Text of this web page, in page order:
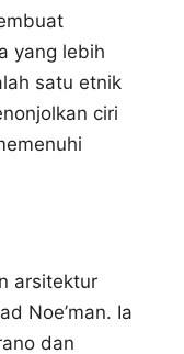
yang lebih
satu etnik
ciri
arsitektur
Noe’man. Ia
dan